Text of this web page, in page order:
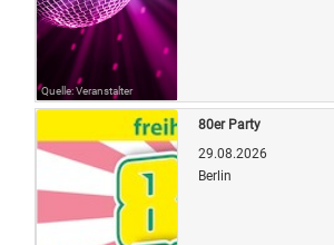
Quelle: Veranstalter
80er Party
29.08.2026
Berlin